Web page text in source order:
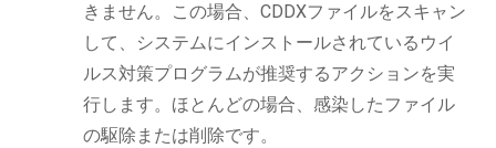
きません。この場合、CDDXファイルをスキャン
して、システムにインストールされているウイ
ルス対策プログラムが推奨するアクションを実
行します。ほとんどの場合、感染したファイル
の駆除または削除です。